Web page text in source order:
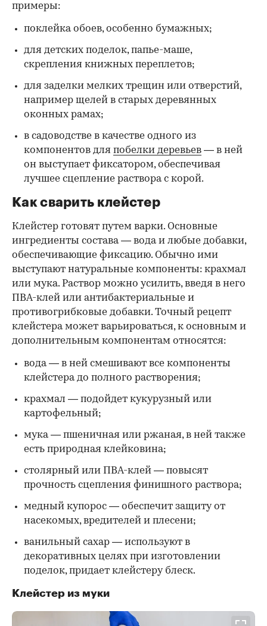
примеры:
поклейка обоев, особенно бумажных;
для детских поделок, папье-маше,
скрепления книжных переплетов;
для заделки мелких трещин или отверстий,
например щелей в старых деревянных
оконных рамах;
в садоводстве в качестве одного из
компонентов для побелки деревьев — в ней
он выступает фиксатором, обеспечивая
лучшее сцепление раствора с корой.
Как сварить клейстер
Клейстер готовят путем варки. Основные
ингредиенты состава — вода и любые добавки,
обеспечивающие фиксацию. Обычно ими
выступают натуральные компоненты: крахмал
или мука. Раствор можно усилить, введя в него
ПВА-клей или антибактериальные и
противогрибковые добавки. Точный рецепт
клейстера может варьироваться, к основным и
дополнительным компонентам относятся:
вода — в ней смешивают все компоненты
клейстера до полного растворения;
крахмал — подойдет кукурузный или
картофельный;
мука — пшеничная или ржаная, в ней также
есть природная клейковина;
столярный или ПВА-клей — повысят
прочность сцепления финишного раствора;
медный купорос — обеспечит защиту от
насекомых, вредителей и плесени;
ванильный сахар — используют в
декоративных целях при изготовлении
поделок, придает клейстеру блеск.
Клейстер из муки